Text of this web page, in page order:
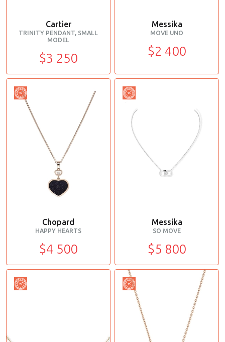
Cartier
TRINITY PENDANT, SMALL
MODEL
$3 250
Messika
MOVE UNO
$2 400
Chopard
HAPPY HEARTS
$4 500
Messika
SO MOVE
$5 800